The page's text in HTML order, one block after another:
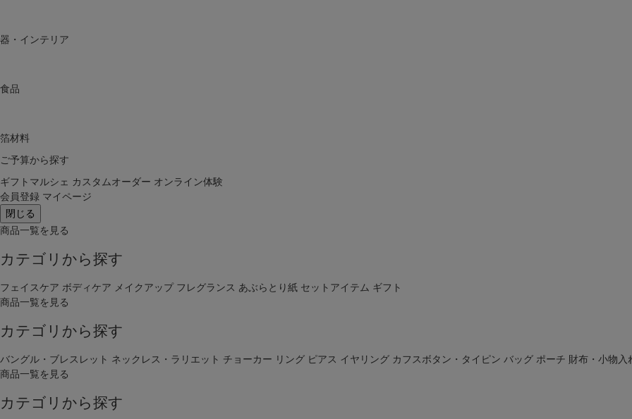
器・インテリア
食品
箔材料
ご予算から探す
ギフトマルシェ カスタムオーダー オンライン体験
会員登録 マイページ
閉じる
商品一覧を見る
カテゴリから探す
フェイスケア ボディケア メイクアップ フレグランス あぶらとり紙 セットアイテム ギフト
商品一覧を見る
カテゴリから探す
バングル・ブレスレット ネックレス・ラリエット チョーカー リング ピアス イヤリング カフスボタン・タイピン バッグ ポーチ 財布・小物入
商品一覧を見る
カテゴリから探す